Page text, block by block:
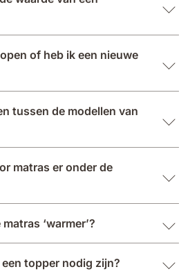
of heb ik een nieuwe
tussen de modellen van
matras er onder de
‘warmer’?
topper nodig zijn?